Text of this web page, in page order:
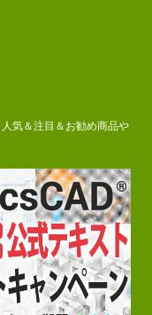
気＆注目＆お勧め商品や